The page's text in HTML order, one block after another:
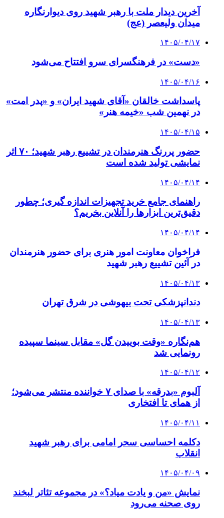
آخرین دیدار ملت با رهبر شهید روی دیوارنگاره
میدان ولیعصر (عج)
۱۴۰۵/۰۴/۱۷
«دست» در فرهنگسرای سرو افتتاح می‌شود
۱۴۰۵/۰۴/۱۶
پاسداشت خالقان «آقای شهید ایران» و «پدر امت»
در نهمین شب «خیمه هنر»
۱۴۰۵/۰۴/۱۵
حضور پررنگ هنرمندان در تشییع رهبر شهید؛ ۷۰ اثر
نمایشی تولید شده است
۱۴۰۵/۰۴/۱۴
راهنمای جامع خرید تجهیزات اندازه گیری؛ چطور
دقیق‌ترین ابزارها را آنلاین بخریم؟
۱۴۰۵/۰۴/۱۴
فراخوان معاونت امور هنری برای حضور هنرمندان
در آئین تشییع رهبر شهید
۱۴۰۵/۰۴/۱۳
دندانپزشکی تحت بیهوشی در شرق تهران
۱۴۰۵/۰۴/۱۳
هم‌نگاره «وقت بوییدن گل» مقابل سینما سپیده
رونمایی شد
۱۴۰۵/۰۴/۱۲
آلبوم «بدرقه» با صدای ۷ خواننده منتشر می‌شود؛
از همای تا افتخاری
۱۴۰۵/۰۴/۱۱
دکلمه‌ احساسی سحر امامی برای رهبر شهید
انقلاب
۱۴۰۵/۰۴/۰۹
نمایش «من و یادت میاد؟» در مجموعه تئاتر لبخند
روی صحنه می‌رود